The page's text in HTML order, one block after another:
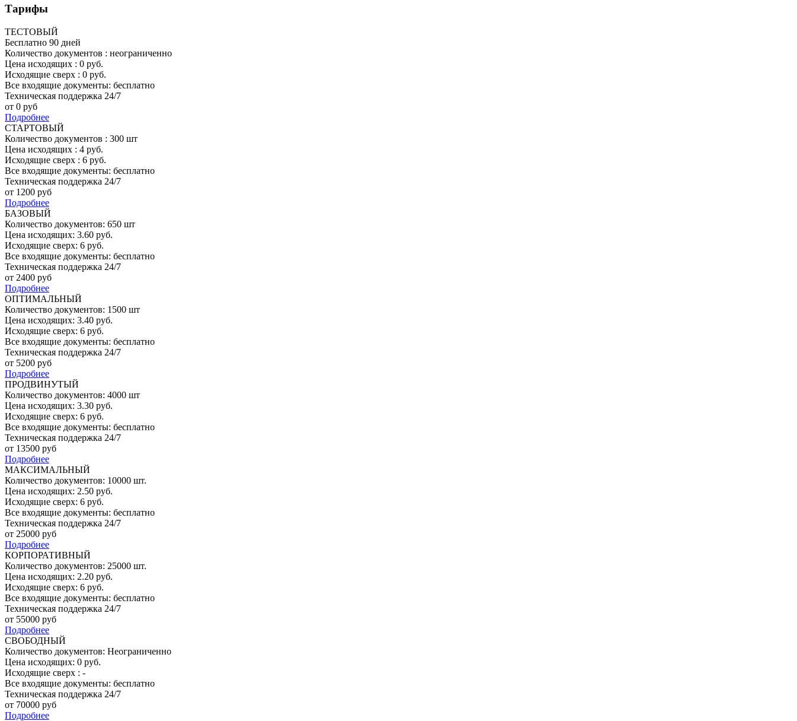
Тарифы
ТЕСТОВЫЙ
Бесплатно 90 дней
Количество документов : неограниченно
Цена исходящих : 0 руб.
Исходящие сверх : 0 руб.
Все входящие документы: бесплатно
Техническая поддержка 24/7
от 0 руб
Подробнее
СТАРТОВЫЙ
Количество документов : 300 шт
Цена исходящих : 4 руб.
Исходящие сверх : 6 руб.
Все входящие документы: бесплатно
Техническая поддержка 24/7
от 1200 руб
Подробнее
БАЗОВЫЙ
Количество документов: 650 шт
Цена исходящих: 3.60 руб.
Исходящие сверх: 6 руб.
Все входящие документы: бесплатно
Техническая поддержка 24/7
от 2400 руб
Подробнее
ОПТИМАЛЬНЫЙ
Количество документов: 1500 шт
Цена исходящих: 3.40 руб.
Исходящие сверх: 6 руб.
Все входящие документы: бесплатно
Техническая поддержка 24/7
от 5200 руб
Подробнее
ПРОДВИНУТЫЙ
Количество документов: 4000 шт
Цена исходящих: 3.30 руб.
Исходящие сверх: 6 руб.
Все входящие документы: бесплатно
Техническая поддержка 24/7
от 13500 руб
Подробнее
МАКСИМАЛЬНЫЙ
Количество документов: 10000 шт.
Цена исходящих: 2.50 руб.
Исходящие сверх: 6 руб.
Все входящие документы: бесплатно
Техническая поддержка 24/7
от 25000 руб
Подробнее
КОРПОРАТИВНЫЙ
Количество документов: 25000 шт.
Цена исходящих: 2.20 руб.
Исходящие сверх: 6 руб.
Все входящие документы: бесплатно
Техническая поддержка 24/7
от 55000 руб
Подробнее
СВОБОДНЫЙ
Количество документов: Неограниченно
Цена исходящих: 0 руб.
Исходящие сверх : -
Все входящие документы: бесплатно
Техническая поддержка 24/7
от 70000 руб
Подробнее